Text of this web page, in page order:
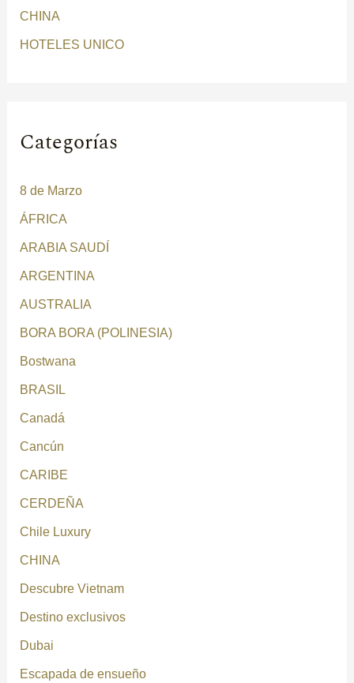
:CHINA
HOTELES UNICO
Categorías
8 de Marzo
ÁFRICA
ARABIA SAUDÍ
ARGENTINA
AUSTRALIA
BORA BORA (POLINESIA)
Bostwana
BRASIL
Canadá
Cancún
CARIBE
CERDEÑA
Chile Luxury
CHINA
Descubre Vietnam
Destino exclusivos
Dubai
Escapada de ensueño